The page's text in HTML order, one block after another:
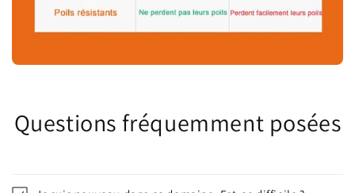
Questions fréquemment posées